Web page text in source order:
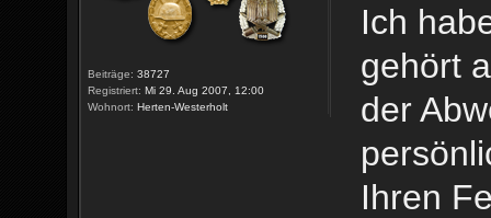
Beiträge: 38727
Registriert: Mi 29. Aug 2007, 12:00
Wohnort: Herten-Westerholt
Ich
gehört
der
Ihren